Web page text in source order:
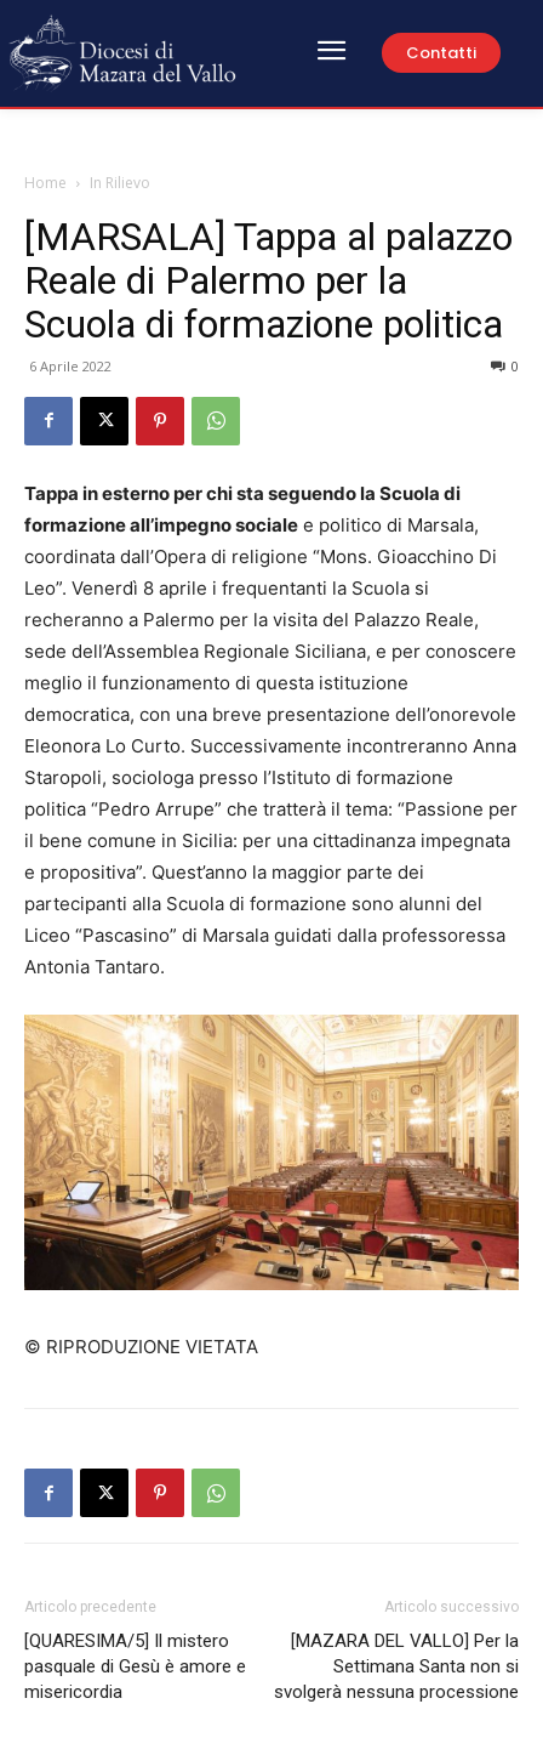
Contatti
Home In Rilievo
[MARSALA] Tappa al palazzo
Reale di Palermo per la
Scuola di formazione politica
6 Aprile 2022 0
Tappa in esterno per chi sta seguendo la Scuola di
formazione all’impegno sociale e politico di Marsala,
coordinata dall’Opera di religione “Mons. Gioacchino Di
Leo”. Venerdì 8 aprile i frequentanti la Scuola si
recheranno a Palermo per la visita del Palazzo Reale,
sede dell’Assemblea Regionale Siciliana, e per conoscere
meglio il funzionamento di questa istituzione
democratica, con una breve presentazione dell’onorevole
Eleonora Lo Curto. Successivamente incontreranno Anna
Staropoli, sociologa presso l’Istituto di formazione
politica “Pedro Arrupe” che tratterà il tema: “Passione per
il bene comune in Sicilia: per una cittadinanza impegnata
e propositiva”. Quest’anno la maggior parte dei
partecipanti alla Scuola di formazione sono alunni del
Liceo “Pascasino” di Marsala guidati dalla professoressa
Antonia Tantaro.
© RIPRODUZIONE VIETATA
Articolo precedente
[QUARESIMA/5] Il mistero
pasquale di Gesù è amore e
misericordia
Articolo successivo
[MAZARA DEL VALLO] Per la
Settimana Santa non si
svolgerà nessuna processione